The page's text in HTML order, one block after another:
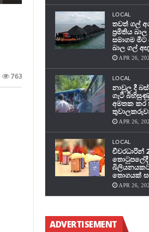
763
LOCAL
තවත් ගල්
ප‍්‍රමිතිය
සමාගම මීට
බාල ගල්
APR 26,
LOCAL
නාවුල දී
ගැටී
අමතක කර
APR 26,
LOCAL
චීවරධාරින්
බිලියනයකට
තොගයක්
APR 26,
ADVERTISEMENT